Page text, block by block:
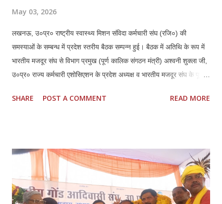
May 03, 2026
लखनऊ, उ०प्र० राष्ट्रीय स्वास्थ्य मिशन संविदा कर्मचारी संघ (रजि०) की
समस्याओं के सम्बन्ध में प्रदेश स्तरीय बैठक सम्पन्न हुई। बैठक में अतिथि के रूप में
भारतीय मजदूर संघ से विभाग प्रमुख (पूर्ण कालिक संगठन मंत्री) अश्वनी शुक्ला जी,
उ०प्र० राज्य कर्मचारी एशोसिएशन के प्रदेश अध्यक्ष व भारतीय मजदूर संघ के पूर्व
दीक्षित जी की गरिमामयी उपस्थिति रही। बैठक की अध्यक्षता कर रहे एनएचएम संघ के
स्वास्थ्य मिशन के अन्तर्गत कार्यस्त संविदा कर्मचारियों की गम्भीर समस्याओं का
प्रकाश डालते हुये आगामी समय में कर्मचारियों की मुख्य मांगों में नियमितीकरण/समान
कार्य समान वेतन, वेतन बढ़ोत्तरी, जॉब सुरक्षा एवं कैशलेस चिकित्सा सुविधा अथवा
स्वास्थ्य बीमा शामिल हैं एवं इसके साथ ही कर्मचारियों के मानदेय भुगतान में आ रही
SHARE POST A COMMENT READ MORE